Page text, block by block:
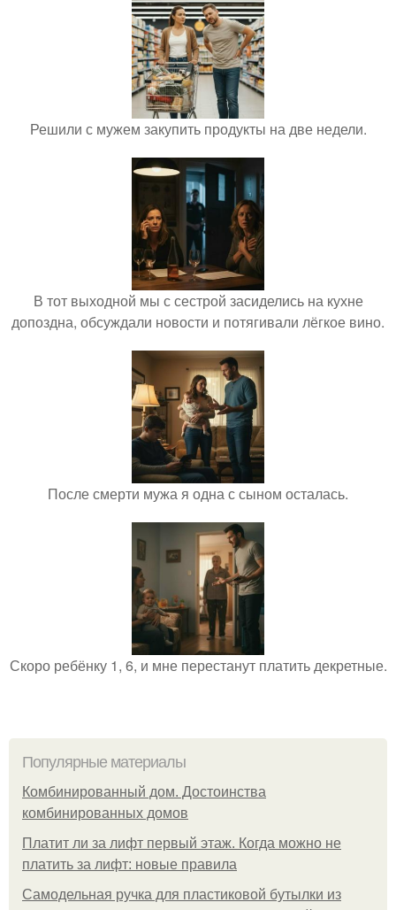
Решили с мужем закупить продукты на две недели.
В тот выходной мы с сестрой засиделись на кухне
допоздна, обсуждали новости и потягивали лёгкое вино.
После смерти мужа я одна с сыном осталась.
Скоро ребёнку 1, 6, и мне перестанут платить декретные.
Популярные материалы
Комбинированный дом. Достоинства
комбинированных домов
Платит ли за лифт первый этаж. Когда можно не
платить за лифт: новые правила
Самодельная ручка для пластиковой бутылки из